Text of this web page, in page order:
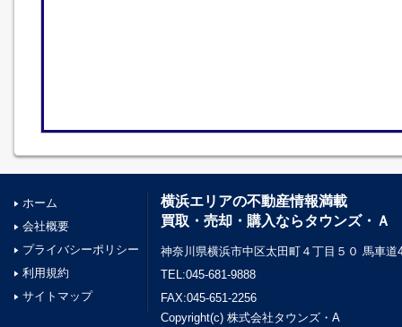
ホーム
会社概要
プライバシーポリシー
利用規約
サイトマップ
横浜エリアの不動産情報満載
買取・売却・購入ならタウンズ・Ａ
神奈川県横浜市中区太田町４丁目５０ 馬車道
TEL:045-681-9888
FAX:045-651-2256
Copyright(c) 株式会社タウンズ・A